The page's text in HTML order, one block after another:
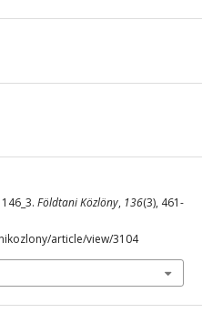
Földtani Közlöny, 136(3), 461-
article/view/3104